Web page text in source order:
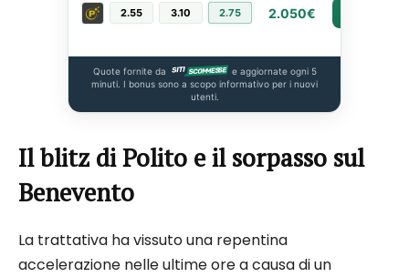
2.55 3.10 2.75 2.050€
Quote fornite da
e aggiornate ogni 5
minuti. I bonus sono a scopo informativo per i nuovi
utenti.
Il blitz di Polito e il sorpasso sul
Benevento
La trattativa ha vissuto una repentina
accelerazione nelle ultime ore a causa di un